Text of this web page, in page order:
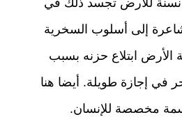
أنسنة للأرض تجسد ذلك في
إلى أسلوب السخرية
الأرض ابتلاع حزنه بسبب
في إجازة طويلة. أيضا هنا
سمة مخصصة للإنسان.